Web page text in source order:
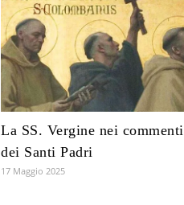
La SS. Vergine nei commenti
dei Santi Padri
17 Maggio 2025